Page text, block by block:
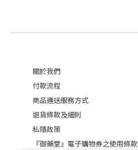
關於我們
付款流程
商品運送服務方式
退貨條款及細則
私隱政策
『御藥堂』電子購物券之使用條款